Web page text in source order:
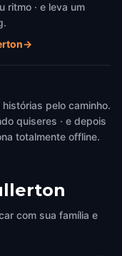
ritmo · e leva um
→
pelo caminho.
quiseres · e depois
totalmente offline.
com sua família e